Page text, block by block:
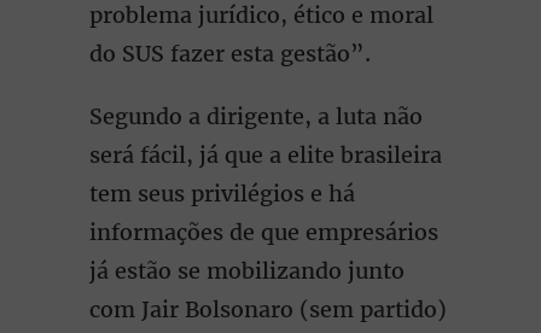
problema jurídico, ético e moral
do SUS fazer esta gestão”.
Segundo a dirigente, a luta não
será fácil, já que a elite brasileira
tem seus privilégios e há
informações de que empresários
já estão se mobilizando junto
com Jair Bolsonaro (sem partido)